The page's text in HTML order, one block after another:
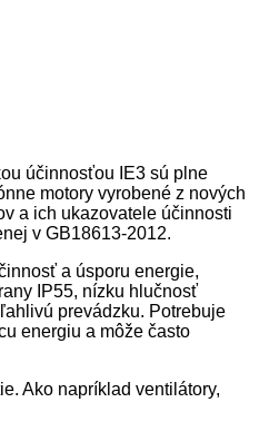
účinnosťou IE3 sú plne
motory vyrobené z nových
a ich ukazovatele účinnosti
v GB18613-2012.
a úsporu energie,
IP55, nízku hlučnosť
prevádzku. Potrebuje
energiu a môže často
Ako napríklad ventilátory,